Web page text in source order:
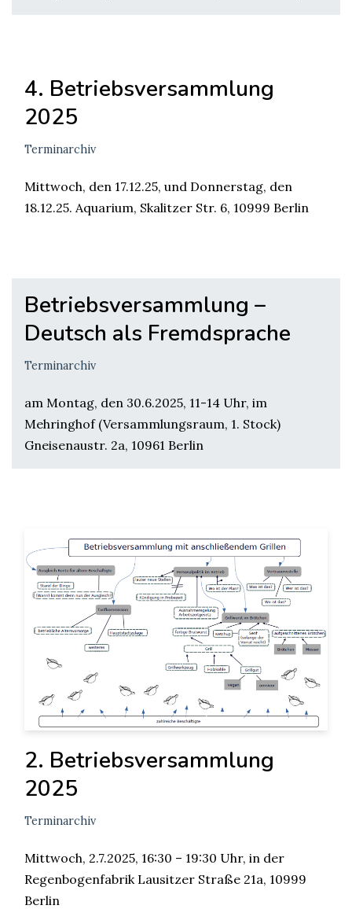
4. Betriebsversammlung
2025
Terminarchiv
Mittwoch, den 17.12.25, und Donnerstag, den
18.12.25. Aquarium, Skalitzer Str. 6, 10999 Berlin
Betriebsversammlung –
Deutsch als Fremdsprache
Terminarchiv
am Montag, den 30.6.2025, 11-14 Uhr, im
Mehringhof (Versammlungsraum, 1. Stock)
Gneisenaustr. 2a, 10961 Berlin
2. Betriebsversammlung
2025
Terminarchiv
Mittwoch, 2.7.2025, 16:30 – 19:30 Uhr, in der
Regenbogenfabrik Lausitzer Straße 21a, 10999
Berlin